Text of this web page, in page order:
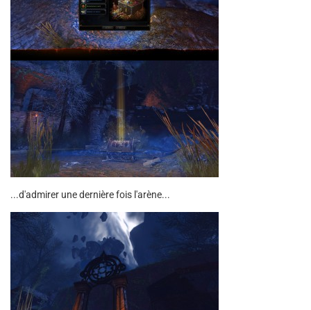
...d'admirer une dernière fois l'arène...